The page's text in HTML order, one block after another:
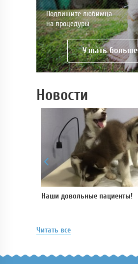
Подпишите любимца
на процедуры
Узнать больше
Новости
Наши довольные пациенты!
Читать все